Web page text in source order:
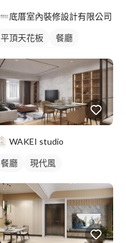
底厝室內裝修設計有限公司
平頂天花板
餐廳
全室照明設計
客廳燈光設計
WAKEI studio
餐廳 現代風